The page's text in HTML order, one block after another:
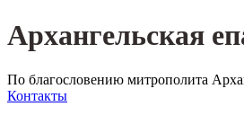
Архангельская
По благословению митрополита
Контакты